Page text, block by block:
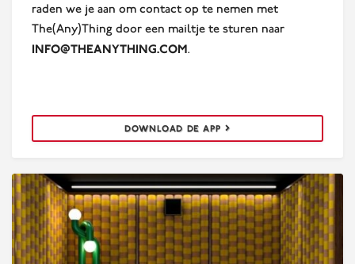
raden we je aan om contact op te nemen met
The(Any)Thing door een mailtje te sturen naar
info@theanything.com.
DOWNLOAD DE APP